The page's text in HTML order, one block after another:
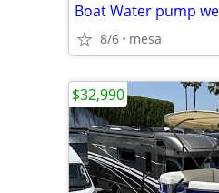
Boat Water pump
8/6 mesa
$32,990